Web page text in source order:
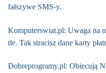
fałszywe SMS-y.
Komputerswiat.pl: Uwaga na
tle. Tak stracisz dane karty
Dobreprogramy.pl: Obiecują